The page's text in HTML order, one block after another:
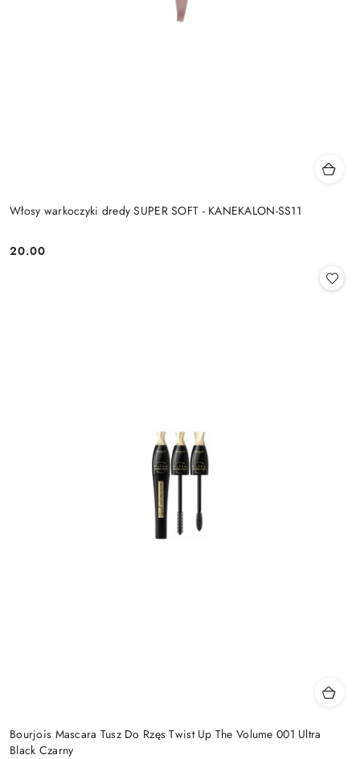
Włosy warkoczyki dredy SUPER SOFT - KANEKALON-SS11
Cena:
20.00
Bourjois Mascara Tusz Do Rzęs Twist Up The Volume 001 Ultra
Black Czarny